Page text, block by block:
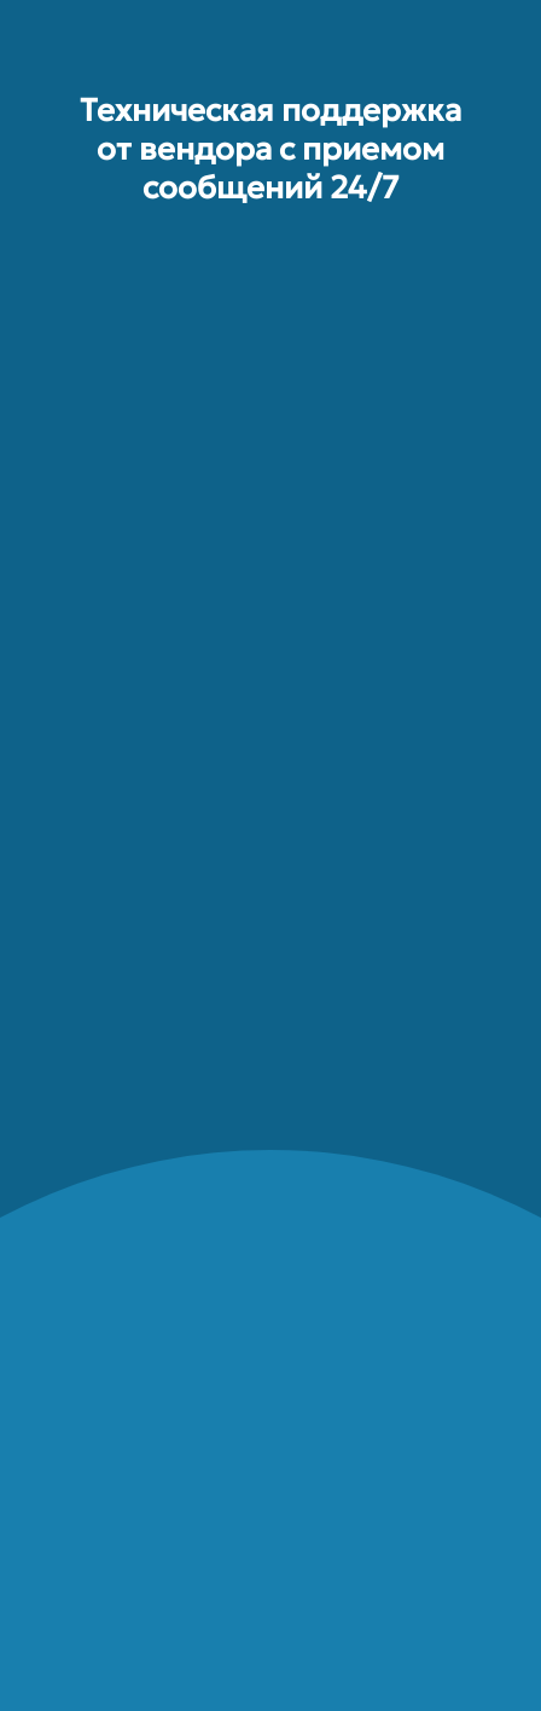
Техническая поддержка
от вендора с приемом
сообщений 24/7